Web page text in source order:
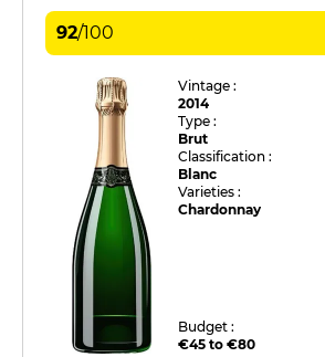
92/100
Vintage :
2014
Type :
Brut
Classification :
Blanc
Varieties :
Chardonnay
Budget :
€45 to €80